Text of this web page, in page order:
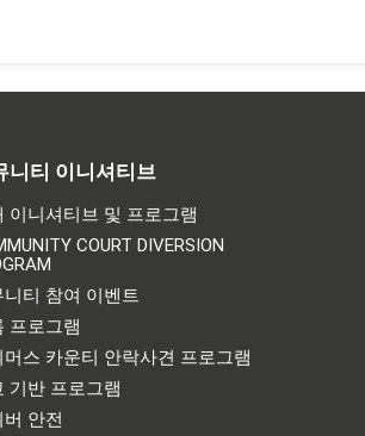
니티 이니셔티브
이니셔티브 및 프로그램
COURT DIVERSION
니티 참여 이벤트
프로그램
머스 카운티 안락사견 프로그램
기반 프로그램
안전